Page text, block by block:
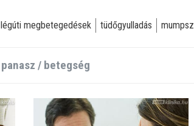
légúti megbetegedések tüdőgyulladás mumpsz